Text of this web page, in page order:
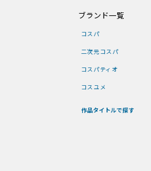
ブランド一覧
コスパ
二次元コスパ
コスパティオ
コスユメ
作品タイトルで探す